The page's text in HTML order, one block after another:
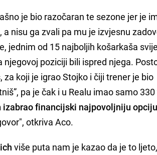
je bio razočaran te sezone jer je
nisu ga zvali pa mu je izvjesnu
jednim od 15 najboljih košarkaša
poziciji bili ispred njega.
koji je igrao Stojko i čiji trener je bio
pa je čak i u Realu imao samo
izabrao financijski najpovoljniju
otkriva Aco.
više puta nam je kazao da je to